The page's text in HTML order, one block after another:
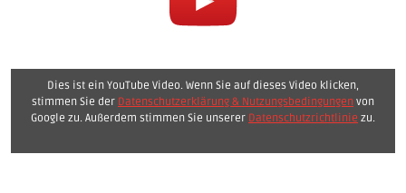
Dies ist ein YouTube Video. Wenn Sie auf dieses Video klicken,
stimmen Sie der Datenschutzerklärung & Nutzungsbedingungen von
Google zu. Außerdem stimmen Sie unserer Datenschutzrichtlinie zu.